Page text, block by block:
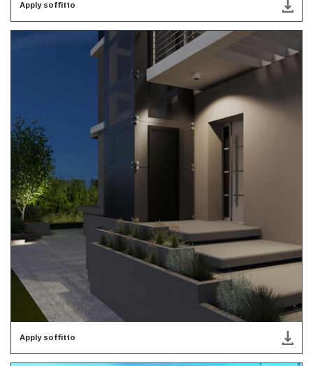
Apply soffitto
Apply soffitto